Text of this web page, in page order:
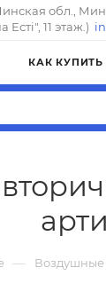
обл.,
Естi", 11 этаж.)
КАК КУПИТЬ
— Воздушные